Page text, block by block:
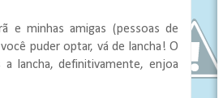
e minhas amigas (pessoas de
puder optar, vá de lancha! O
lancha, definitivamente, enjoa